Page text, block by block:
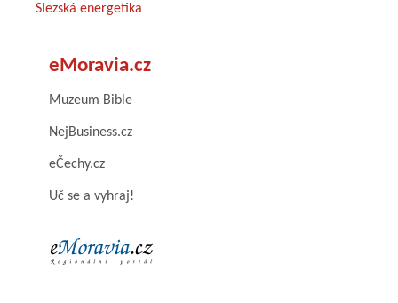
Slezská energetika
eMoravia.cz
Muzeum Bible
NejBusiness.cz
eČechy.cz
Uč se a vyhraj!